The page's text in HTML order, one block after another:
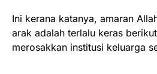
Ini kerana katanya, amaran
arak adalah terlalu keras
merosakkan institusi keluarga